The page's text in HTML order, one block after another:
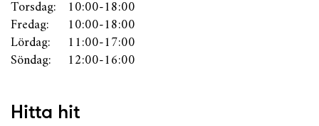
Torsdag:
10:00-18:00
Fredag:
10:00-18:00
Lördag:
11:00-17:00
Söndag:
12:00-16:00
Hitta hit